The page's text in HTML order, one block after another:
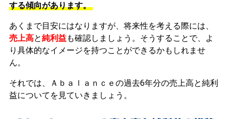
する傾向があります。
あくまで目安にはなりますが、将来性を考える際には、
売上高と純利益も確認しましょう。そうすることで、よ
り具体的なイメージを持つことができるかもしれませ
ん。
それでは、Ａｂａｌａｎｃｅの過去6年分の売上高と純利
益についてを見ていきましょう。